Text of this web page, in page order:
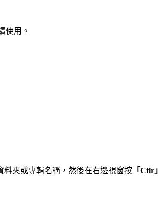
使用。
料夾或專輯名稱，然後在右邊視窗按 「Ctlr